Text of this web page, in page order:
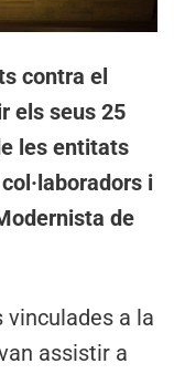
contra el
els seus 25
les entitats
i
de
vinculades a la
assistir a